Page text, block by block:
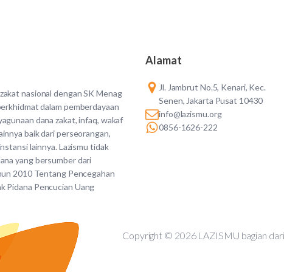
nasional dengan SK Menag
dalam pemberdayaan
dana zakat, infaq, wakaf
baik dari perseorangan,
lainnya. Lazismu tidak
yang bersumber dari
2010 Tentang Pencegahan
Pidana Pencucian Uang
Alamat
Jl. Jambrut No.5, Kenari, Kec.
Senen, Jakarta Pusat 10430
info@lazismu.org
0856-1626-222
Copyright © 2026 LAZISMU bagian